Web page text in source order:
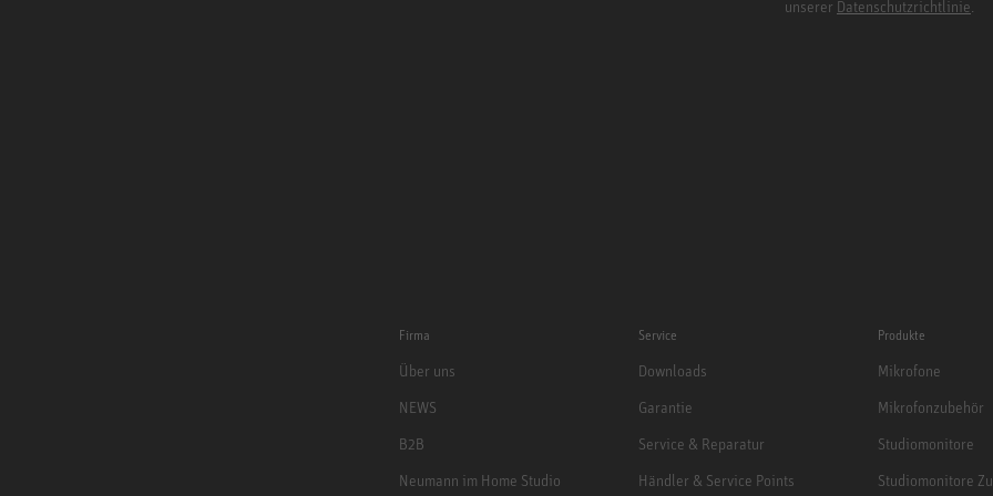
unserer Datenschutzrichtlinie
Firma
Über uns
NEWS
B2B
Neumann im Home Studio
Service
Downloads
Garantie
Service & Reparatur
Händler & Service Points
Produkte
Mikrofone
Mikrofonzubehör
Studiomonitore
Studiomonitore